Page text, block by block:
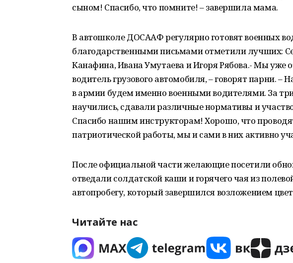
сыном! Спасибо, что помните! – завершила мама.
В автошколе ДОСААФ регулярно готовят военных
благодарственными письмами отметили лучших:
Канафина, Ивана Умутаева и Игоря Рябова.- Мы уже
водитель грузового автомобиля, – говорят парни. –
в армии будем именно военными водителями. За
научились, сдавали различные нормативы и
Спасибо нашим инструкторам! Хорошо, что
патриотической работы, мы и сами в них активно
После официальной части желающие посетили
отведали солдатской каши и горячего чая из
автопробегу, который завершился возложением
Читайте нас